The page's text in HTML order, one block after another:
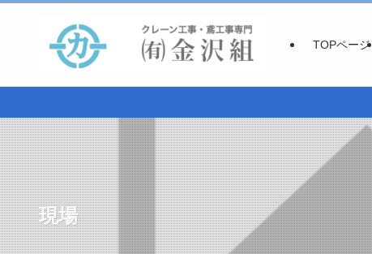
TOPページ
現場